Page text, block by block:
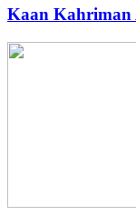
Kaan Kahriman